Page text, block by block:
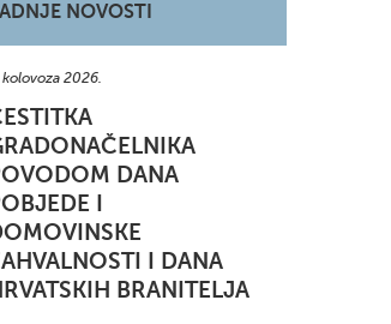
NOVOSTI
kolovoza 2026.
DANA
I
I DANA
BRANITELJA